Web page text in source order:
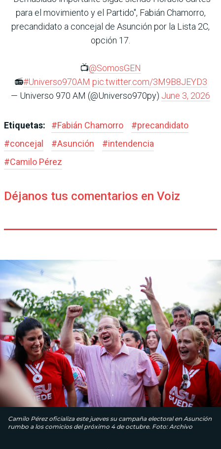
para el movimiento y el Partido", Fabián Chamorro,
precandidato a concejal de Asunción por la Lista 2C,
opción 17.
📺@SomosGEN
📻#Universo970AM pic.twitter.com/3M9B8JEYD3
— Universo 970 AM (@Universo970py) June 3, 2026
Etiquetas: #Fabián Chamorro #precandidato
#concejal #Asunción #intendencia
#Camilo Pérez
Déjanos tus comentarios en Voiz
Camilo Pérez oficializa este jueves su campaña electoral en Asunción
rumbo a los comicios del próximo 4 de octubre. Foto: Archivo